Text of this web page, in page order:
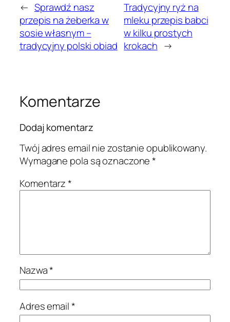
← Sprawdź nasz
przepis na żeberka w
sosie własnym –
tradycyjny polski obiad
Tradycyjny ryż na
mleku przepis babci
w kilku prostych
krokach →
Komentarze
Dodaj komentarz
Twój adres email nie zostanie opublikowany.
Wymagane pola są oznaczone*
Komentarz*
Nazwa*
Adres email*